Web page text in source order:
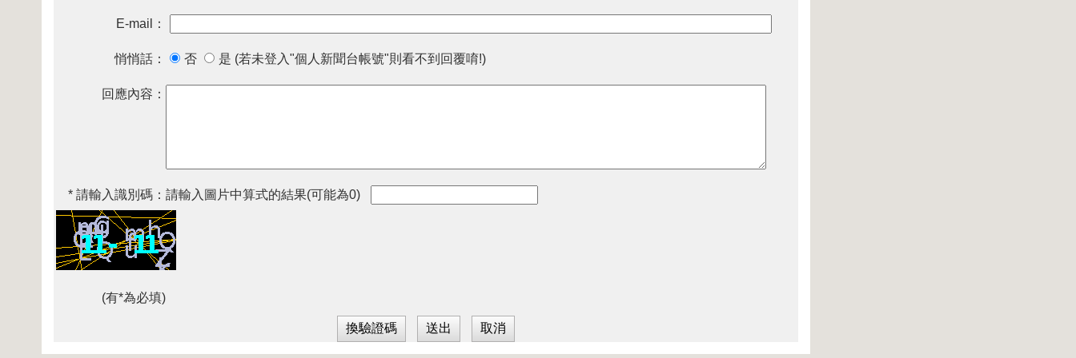
E-mail：
悄悄話： 否 是 (若未登入"個人新聞台帳號"則看不到回覆唷!)
回應內容：
* 請輸入識別碼： 請輸入圖片中算式的結果(可能為0)
(有*為必填)